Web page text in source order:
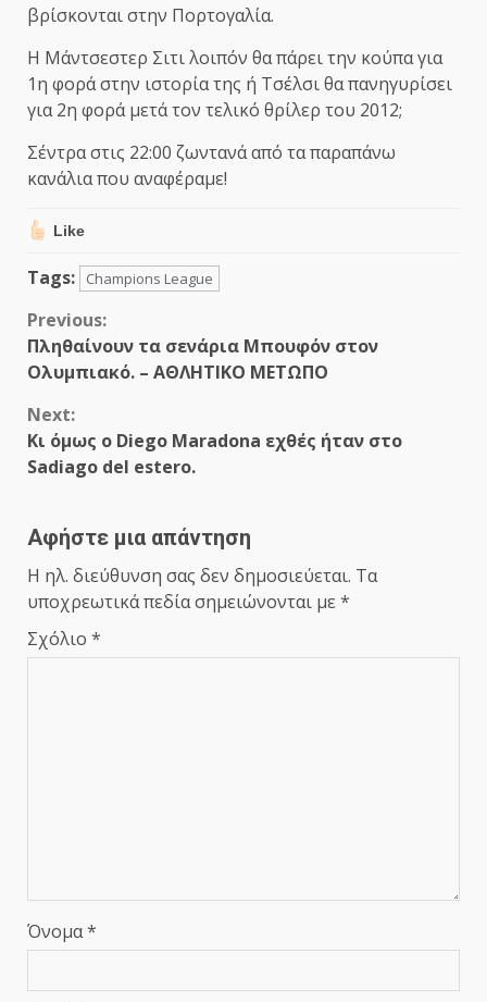
βρίσκονται στην Πορτογαλία.
Η Μάντσεστερ Σιτι λοιπόν θα πάρει την κούπα για
1η φορά στην ιστορία της ή Τσέλσι θα πανηγυρίσει
για 2η φορά μετά τον τελικό θρίλερ του 2012;
Σέντρα στις 22:00 ζωντανά από τα παραπάνω
κανάλια που αναφέραμε!
Like
Tags: Champions League
Continue
Reading
Previous:
Πληθαίνουν τα σενάρια Μπουφόν στον
Ολυμπιακό. – ΑΘΛΗΤΙΚΟ ΜΕΤΩΠΟ
Next:
Κι όμως ο Diego Maradona εχθές ήταν στο
Sadiago del estero.
Αφήστε μια απάντηση
Η ηλ. διεύθυνση σας δεν δημοσιεύεται. Τα
υποχρεωτικά πεδία σημειώνονται με *
Σχόλιο *
Όνομα*